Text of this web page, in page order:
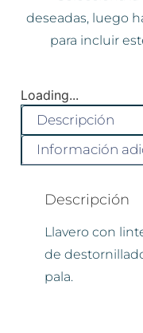
deseadas, luego
para incluir
Loading...
Descripción
Información
Descripción
Llavero con
de
pala.